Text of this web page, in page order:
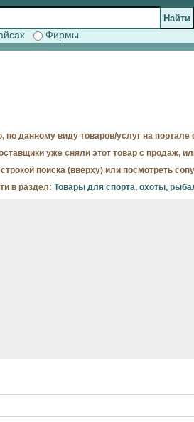
Фирмы
по данному виду товаров/услуг на портале
уже сняли этот товар с продаж,
поиска (вверху) или посмотреть
в раздел: Товары для спорта, охоты,